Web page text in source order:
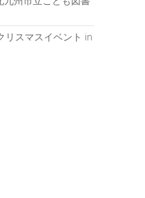
リスマスイベント in